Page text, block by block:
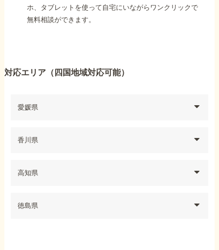
ホ、タブレットを使って自宅にいながらワンクリックで
無料相談ができます。
対応エリア（四国地域対応可能）
愛媛県
香川県
高知県
徳島県